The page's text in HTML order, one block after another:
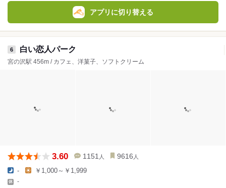
アプリに切り替える
6 白い恋人パーク
宮の沢駅 456m / カフェ、洋菓子、ソフトクリーム
3.60 1151 人 9616 人
- ￥1,000～￥1,999
-